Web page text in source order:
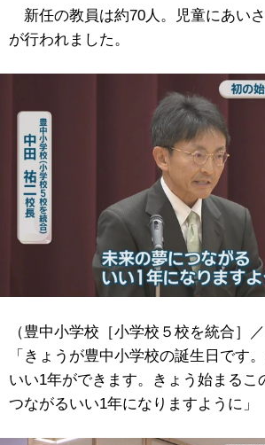
新任の教員は約70人。児童にあい
が行われました。
（豊中小学校［小学校５校を統合］
「きょうが豊中小学校の誕生日です
いい1年ができます。きょう始まるこ
つながるいい1年になりますように」